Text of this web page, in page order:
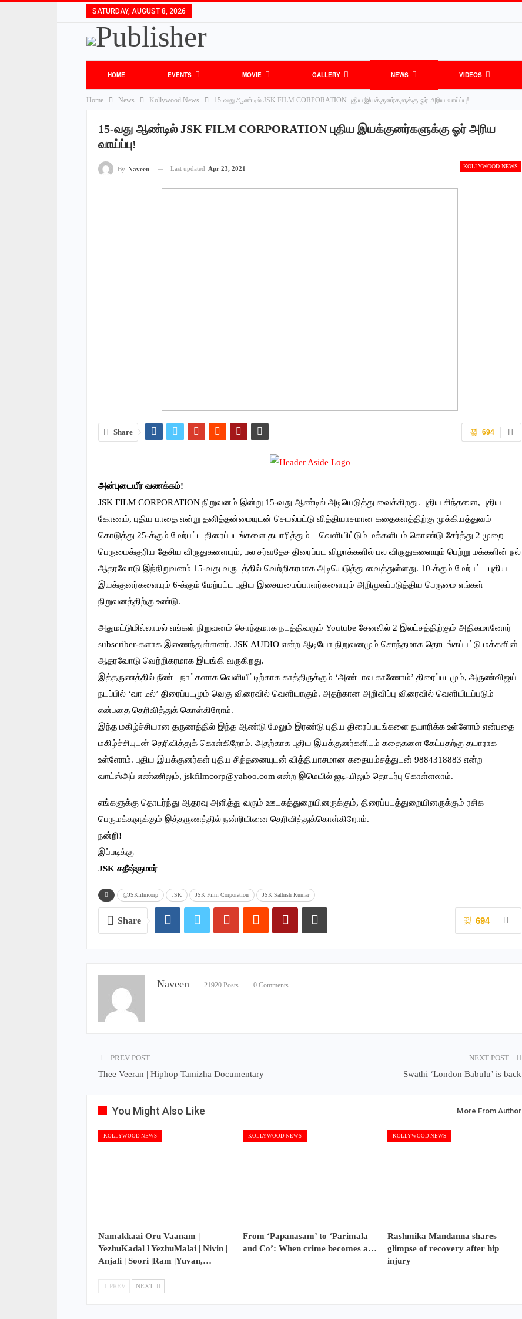
SATURDAY, AUGUST 8, 2026
HOME EVENTS MOVIE GALLERY NEWS VIDEOS
Home News Kollywood News 15-வது ஆண்டில் JSK FILM CORPORATION புதிய இயக்குனர்களுக்கு ஓர் அரிய வாய்ப்பு!
15-வது ஆண்டில் JSK FILM CORPORATION புதிய இயக்குனர்களுக்கு ஓர் அரிய
வாய்ப்பு!
KOLLYWOOD NEWS
By Naveen Last updated Apr 23, 2021
694
Share
அன்புடையீர் வ‌ண‌க்க‌ம்!
JSK FILM CORPORATION நிறுவனம் இன்று 15-வது ஆண்டில் அடியெடுத்து வைக்கிறது. புதிய சிந்தனை, புதிய
கோணம், புதிய பாதை என்று தனித்தன்மையுடன் செயல்பட்டு வித்தியாசமான கதைகளத்திற்கு முக்கியத்துவம்
கொடுத்து 25-க்கும் மேற்பட்ட திரைப்படங்களை தயாரித்தும் – வெளியிட்டும் மக்களிடம் கொண்டு சேர்த்து 2 முறை
பெருமைக்குரிய தேசிய விருதுகளையும், பல சர்வதேச திரைப்பட விழாக்களில் பல விருதுகளையும் பெற்று மக்களின் நல்
ஆதரவோடு இந்நிறுவனம் 15-வது வருடத்தில் வெற்றிகரமாக அடியெடுத்து வைத்துள்ளது. 10-க்கும் மேற்பட்ட புதிய
இயக்குனர்களையும் 6-க்கும் மேற்பட்ட புதிய இசையமைப்பாளர்களையும் அறிமுகப்படுத்திய பெருமை எங்கள்
நிறுவனத்திற்கு உண்டு.
அதுமட்டுமில்லாமல் எங்கள் நிறுவனம் சொந்தமாக நடத்திவரும் Youtube சேனலில் 2 இலட்சத்திற்கும் அதிகமானோர்
subscriber-களாக இணைந்துள்ளனர். JSK AUDIO என்ற ஆடியோ நிறுவனமும் சொந்தமாக தொடங்கப்பட்டு மக்களின்
ஆதரவோடு வெற்றிகரமாக இயங்கி வருகிறது.
இத்தருணத்தில் நீண்ட நாட்களாக வெளியீட்டிற்காக காத்திருக்கும் ‘அண்டாவ காணோம்’ திரைப்படமும், அருண்விஜய்
நடப்பில் ‘வா டீல்’ திரைப்படமும் வெகு விரைவில் வெளியாகும். அதற்கான அறிவிப்பு விரைவில் வெளியிடப்படும்
என்பதை தெரிவித்துக் கொள்கிறோம்.
இந்த மகிழ்ச்சியான தருணத்தில் இந்த ஆண்டு மேலும் இரண்டு புதிய திரைப்படங்களை தயாரிக்க உள்ளோம் என்பதை
மகிழ்ச்சியுடன் தெரிவித்துக் கொள்கிறோம். அதற்காக புதிய இயக்குனர்களிடம் கதைகளை கேட்பதற்கு தயாராக
உள்ளோம். புதிய இயக்குனர்கள் புதிய சிந்தனையுடன் வித்தியாசமான கதையம்சத்துடன் 9884318883 என்ற
வாட்ஸ்அப் எண்ணிலும், jskfilmcorp@yahoo.com என்ற இமெயில் ஐடி-யிலும் தொடர்பு கொள்ளலாம்.
எங்களுக்கு தொடர்ந்து ஆதரவு அளித்து வரும் ஊடகத்துறையினருக்கும், திரைப்படத்துறையினருக்கும் ரசிக
பெருமக்களுக்கும் இத்தருணத்தில் நன்றியினை தெரிவித்துக்கொள்கிறோம்.
ந‌ன்றி!
இப்படிக்கு
JSK சதீஷ்குமார்
@JSKfilmcorp JSK JSK Film Corporation JSK Sathish Kumar
694
Share
Naveen 21920 Posts 0 Comments
PREV POST
Thee Veeran | Hiphop Tamizha Documentary
NEXT POST
Swathi ‘London Babulu’ is back
You Might Also Like More From Author
KOLLYWOOD NEWS
Namakkaai Oru Vaanam |
YezhuKadal l YezhuMalai | Nivin |
Anjali | Soori |Ram |Yuvan,…
KOLLYWOOD NEWS
From ‘Papanasam’ to ‘Parimala
and Co’: When crime becomes a…
KOLLYWOOD NEWS
Rashmika Mandanna shares
glimpse of recovery after hip
injury
PREV NEXT